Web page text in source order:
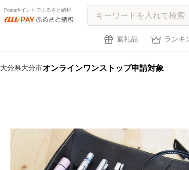
Pontaポイントでふるさと納税
返礼品 ランキ
大分県大分市オンラインワンストップ申請対象